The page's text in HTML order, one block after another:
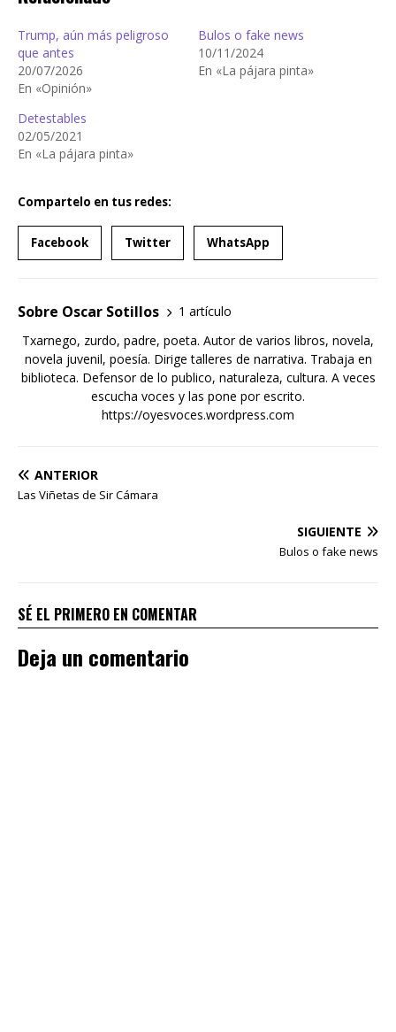
Trump, aún más peligroso
que antes
20/07/2026
En «Opinión»
Bulos o fake news
10/11/2024
En «La pájara pinta»
Detestables
02/05/2021
En «La pájara pinta»
Compartelo en tus redes:
Facebook Twitter WhatsApp
Sobre Oscar Sotillos
1 artículo
Txarnego, zurdo, padre, poeta. Autor de varios libros, novela,
novela juvenil, poesía. Dirige talleres de narrativa. Trabaja en
biblioteca. Defensor de lo publico, naturaleza, cultura. A veces
escucha voces y las pone por escrito.
https://oyesvoces.wordpress.com
ANTERIOR
Las Viñetas de Sir Cámara
SIGUIENTE
Bulos o fake news
SÉ EL PRIMERO EN COMENTAR
Deja un comentario